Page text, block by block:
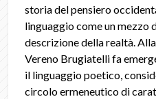
storia del pensiero
linguaggio come un mezzo
descrizione della realtà.
Vereno Brugiatelli fa
il linguaggio poetico,
circolo ermeneutico di